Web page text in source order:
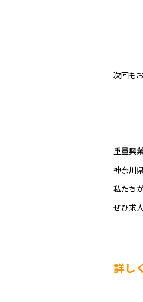
次回も
重量興
神奈川
私たち
ぜひ求
詳し